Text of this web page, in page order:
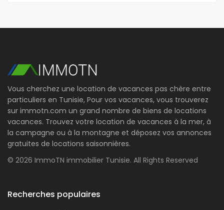
Vous cherchez une location de vacances pas chère entre
particuliers en Tunisie, Pour vos vacances, vous trouverez
sur immotn.com un grand nombre de biens de locations
vacances. Trouvez votre location de vacances à la mer, à
la campagne ou à la montagne et déposez vos annonces
gratuites de locations saisonnières.
© 2026 ImmoTN immobilier Tunisie. All Rights Reserved
Recherches populaires